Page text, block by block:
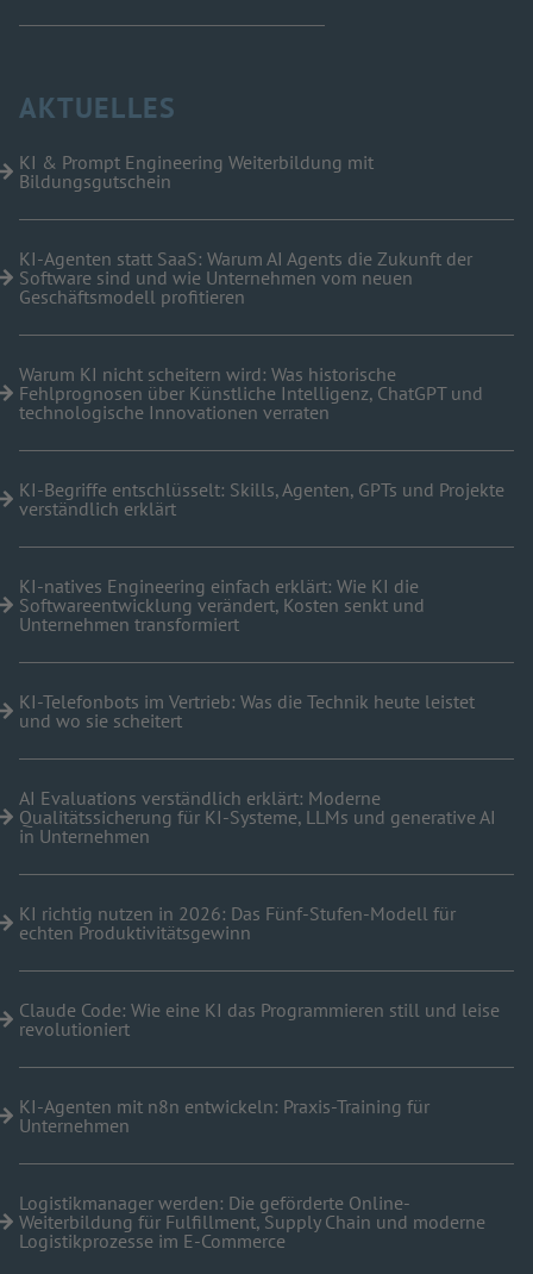
AKTUELLES
KI & Prompt Engineering Weiterbildung mit
Bildungsgutschein
KI-Agenten statt SaaS: Warum AI Agents die Zukunft der
Software sind und wie Unternehmen vom neuen
Geschäftsmodell profitieren
Warum KI nicht scheitern wird: Was historische
Fehlprognosen über Künstliche Intelligenz, ChatGPT und
technologische Innovationen verraten
KI-Begriffe entschlüsselt: Skills, Agenten, GPTs und Projekte
verständlich erklärt
KI-natives Engineering einfach erklärt: Wie KI die
Softwareentwicklung verändert, Kosten senkt und
Unternehmen transformiert
KI-Telefonbots im Vertrieb: Was die Technik heute leistet
und wo sie scheitert
AI Evaluations verständlich erklärt: Moderne
Qualitätssicherung für KI-Systeme, LLMs und generative AI
in Unternehmen
KI richtig nutzen in 2026: Das Fünf-Stufen-Modell für
echten Produktivitätsgewinn
Claude Code: Wie eine KI das Programmieren still und leise
revolutioniert
KI-Agenten mit n8n entwickeln: Praxis-Training für
Unternehmen
Logistikmanager werden: Die geförderte Online-
Weiterbildung für Fulfillment, Supply Chain und moderne
Logistikprozesse im E-Commerce